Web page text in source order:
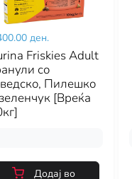
ден.
Friskies Adult
со
Пилешко
[Вреќа
Додај во